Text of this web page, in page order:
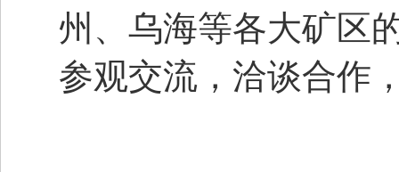
州、乌海等各大矿区
参观交流，洽谈合作